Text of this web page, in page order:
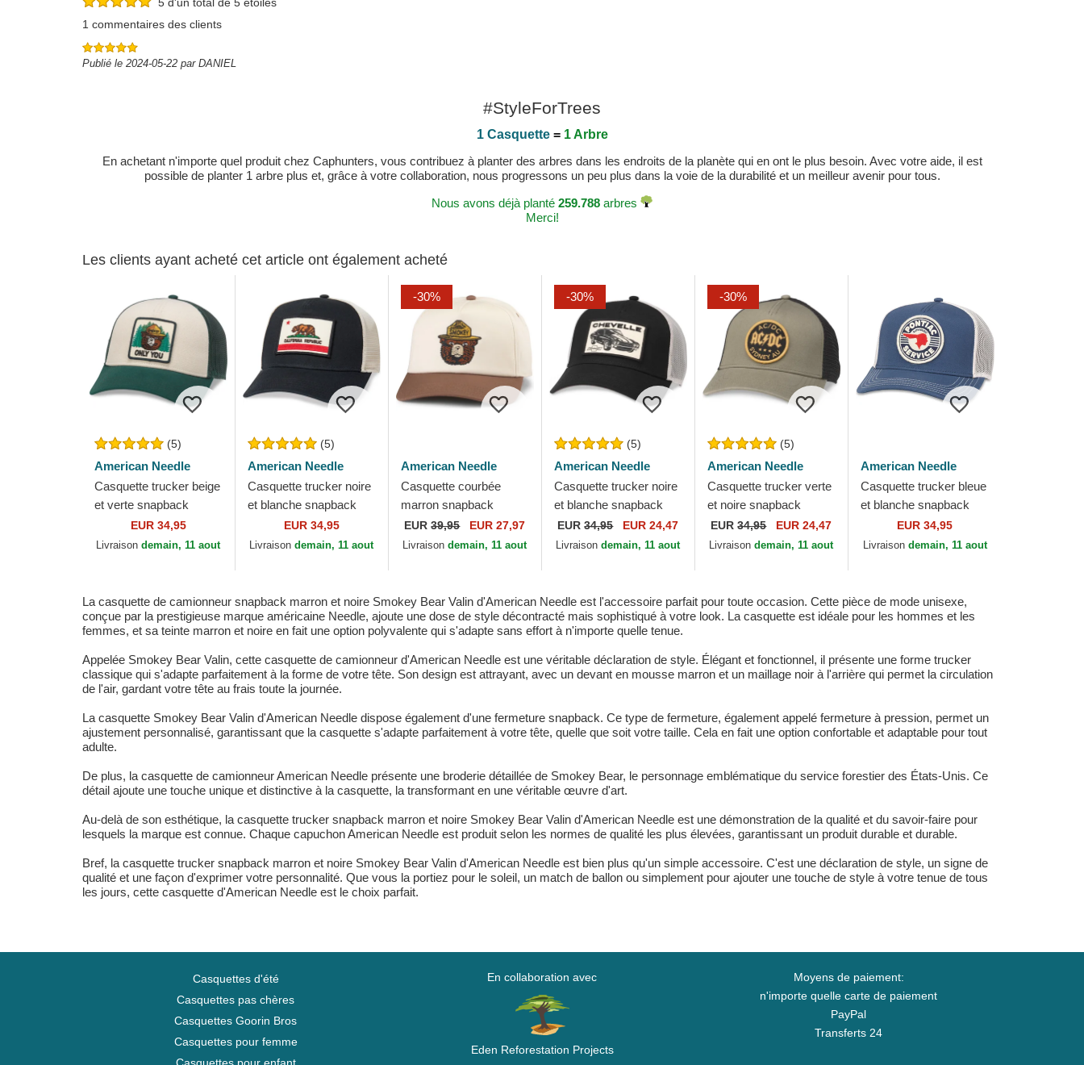
5 d'un total de 5 étoiles
1 commentaires des clients
Publié le 2024-05-22 par DANIEL
#StyleForTrees
1 Casquette= 1 Arbre
En achetant n'importe quel produit chez Caphunters, vous contribuez à planter des arbres dans les endroits de la planète qui en ont le plus besoin. Avec votre aide, il est
possible de planter 1 arbre plus et, grâce à votre collaboration, nous progressons un peu plus dans la voie de la durabilité et un meilleur avenir pour tous.
Nous avons déjà planté 259.788 arbres
Merci!
Les clients ayant acheté cet article ont également acheté
(5)
American Needle
Casquette trucker beige
et verte snapback
Smokey Bear Valin
American Needle
EUR 34,95
Livraisondemain, 11 aout
(5)
American Needle
Casquette trucker noire
et blanche snapback
California Bear Valin
American Needle
EUR 34,95
Livraisondemain, 11 aout
-30%
American Needle
Casquette courbée
marron snapback
Smokey Bear Roscoe
American Needle
EUR39,95 EUR 27,97
Livraisondemain, 11 aout
-30%
(5)
American Needle
Casquette trucker noire
et blanche snapback
Chevelle by Chevrolet
Valin American Needle
EUR34,95 EUR 24,47
Livraisondemain, 11 aout
-30%
(5)
American Needle
Casquette trucker verte
et noire snapback
AC/DC Valin American
Needle
EUR34,95 EUR 24,47
Livraisondemain, 11 aout
American Needle
Casquette trucker bleue
et blanche snapback
Pontiac Authorized
Service Valin American
EUR 34,95
Livraison demain, 11 aout
La casquette de camionneur snapback marron et noire Smokey Bear Valin d'American Needle est l'accessoire parfait pour toute occasion. Cette pièce de mode unisexe,
conçue par la prestigieuse marque américaine Needle, ajoute une dose de style décontracté mais sophistiqué à votre look. La casquette est idéale pour les hommes et les
femmes, et sa teinte marron et noire en fait une option polyvalente qui s'adapte sans effort à n'importe quelle tenue.
Appelée Smokey Bear Valin, cette casquette de camionneur d'American Needle est une véritable déclaration de style. Élégant et fonctionnel, il présente une forme trucker
classique qui s'adapte parfaitement à la forme de votre tête. Son design est attrayant, avec un devant en mousse marron et un maillage noir à l'arrière qui permet la circulation
de l'air, gardant votre tête au frais toute la journée.
La casquette Smokey Bear Valin d'American Needle dispose également d'une fermeture snapback. Ce type de fermeture, également appelé fermeture à pression, permet un
ajustement personnalisé, garantissant que la casquette s'adapte parfaitement à votre tête, quelle que soit votre taille. Cela en fait une option confortable et adaptable pour tout
adulte.
De plus, la casquette de camionneur American Needle présente une broderie détaillée de Smokey Bear, le personnage emblématique du service forestier des États-Unis. Ce
détail ajoute une touche unique et distinctive à la casquette, la transformant en une véritable œuvre d'art.
Au-delà de son esthétique, la casquette trucker snapback marron et noire Smokey Bear Valin d'American Needle est une démonstration de la qualité et du savoir-faire pour
lesquels la marque est connue. Chaque capuchon American Needle est produit selon les normes de qualité les plus élevées, garantissant un produit durable et durable.
Bref, la casquette trucker snapback marron et noire Smokey Bear Valin d'American Needle est bien plus qu'un simple accessoire. C'est une déclaration de style, un signe de
qualité et une façon d'exprimer votre personnalité. Que vous la portiez pour le soleil, un match de ballon ou simplement pour ajouter une touche de style à votre tenue de tous
les jours, cette casquette d'American Needle est le choix parfait.
Casquettes d'été
Casquettes pas chères
Casquettes Goorin Bros
Casquettes pour femme
En collaboration avec
Eden Reforestation Projects
Moyens de paiement:
n'importe quelle carte de paiement
PayPal
Transferts 24